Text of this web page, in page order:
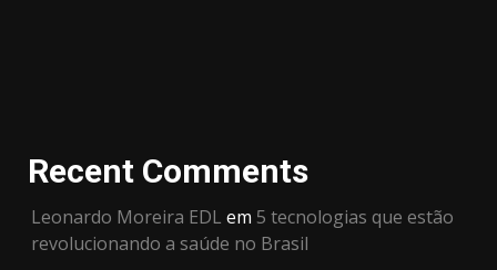
Recent Comments
Leonardo Moreira EDL em 5 tecnologias que estão
revolucionando a saúde no Brasil